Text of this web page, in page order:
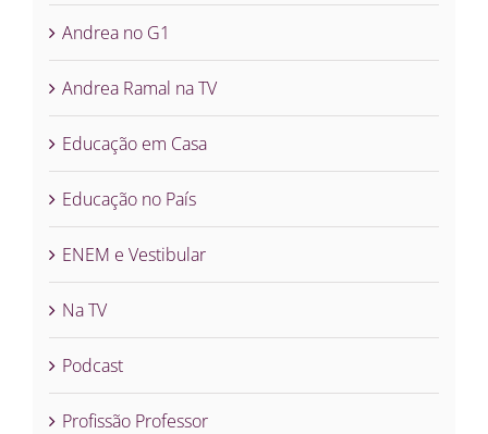
Andrea no G1
Andrea Ramal na TV
Educação em Casa
Educação no País
ENEM e Vestibular
Na TV
Podcast
Profissão Professor